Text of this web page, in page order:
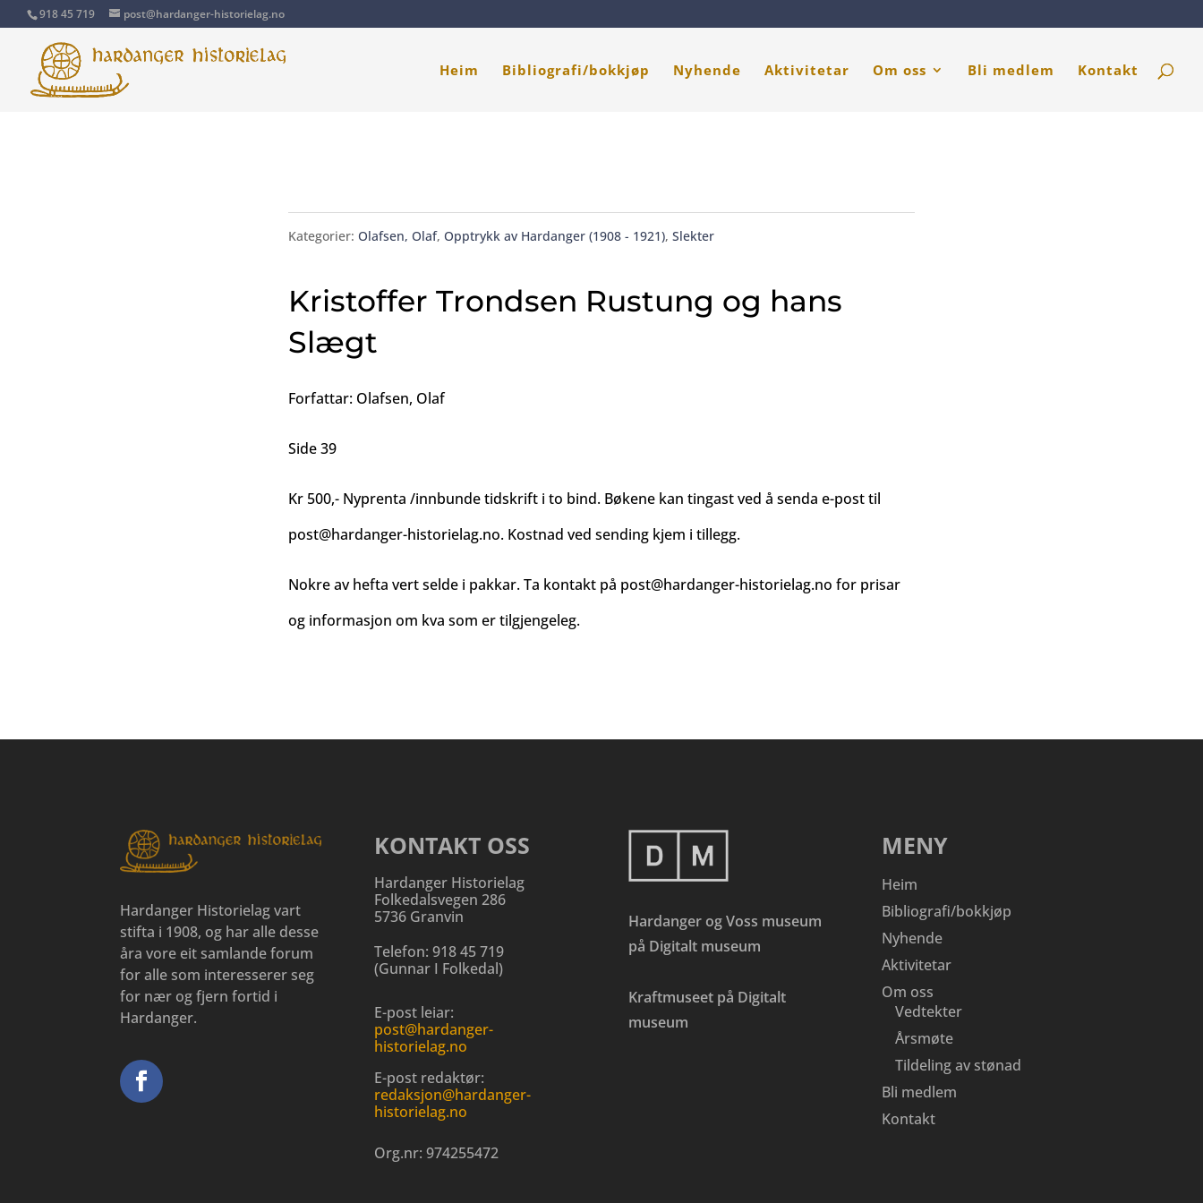
918 45 719 post@hardanger-historielag.no
Heim Bibliografi/bokkjøp Nyhende Aktivitetar Om oss Bli medlem Kontakt
Kategorier: Olafsen, Olaf, Opptrykk av Hardanger (1908 - 1921), Slekter
Kristoffer Trondsen Rustung og hans
Slægt
Forfattar: Olafsen, Olaf
Side 39
Kr 500,- Nyprenta /innbunde tidskrift i to bind. Bøkene kan tingast ved å senda e-post til
post@hardanger-historielag.no. Kostnad ved sending kjem i tillegg.
Nokre av hefta vert selde i pakkar. Ta kontakt på post@hardanger-historielag.no for prisar
og informasjon om kva som er tilgjengeleg.
Hardanger Historielag vart
stifta i 1908, og har alle desse
åra vore eit samlande forum
for alle som interesserer seg
for nær og fjern fortid i
Hardanger.
KONTAKT OSS
Hardanger Historielag
Folkedalsvegen 286
5736 Granvin
Telefon: 918 45 719
(Gunnar I Folkedal)
E-post leiar:
post@hardanger-
historielag.no
E-post redaktør:
redaksjon@hardanger-
historielag.no
Org.nr: 974255472
Hardanger og Voss museum
på Digitalt museum
Kraftmuseet på Digitalt
museum
MENY
Heim
Bibliografi/bokkjøp
Nyhende
Aktivitetar
Om oss
Vedtekter
Årsmøte
Tildeling av stønad
Bli medlem
Kontakt